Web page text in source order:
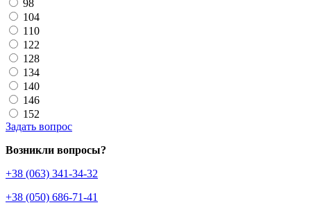
98
104
110
122
128
134
140
146
152
Задать вопрос
Возникли вопросы?
+38 (063) 341-34-32
+38 (050) 686-71-41